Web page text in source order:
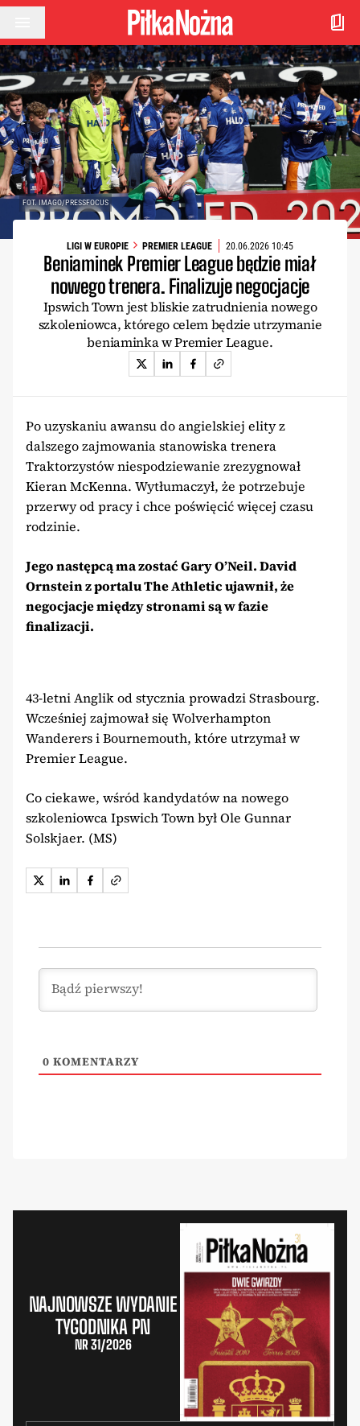
Przejdź do treści
FOT. IMAGO/PRESSFOCUS
LIGI W EUROPIE PREMIER LEAGUE 20.06.2026 10:45
Beniaminek Premier League będzie miał
nowego trenera. Finalizuje negocjacje
Ipswich Town jest bliskie zatrudnienia nowego
szkoleniowca, którego celem będzie utrzymanie
beniaminka w Premier League.
Po uzyskaniu awansu do angielskiej elity z
dalszego zajmowania stanowiska trenera
Traktorzystów niespodziewanie zrezygnował
Kieran McKenna. Wytłumaczył, że potrzebuje
przerwy od pracy i chce poświęcić więcej czasu
rodzinie.
Jego następcą ma zostać Gary O’Neil. David
Ornstein z portalu The Athletic ujawnił, że
negocjacje między stronami są w fazie
finalizacji.
43-letni Anglik od stycznia prowadzi Strasbourg.
Wcześniej zajmował się Wolverhampton
Wanderers i Bournemouth, które utrzymał w
Premier League.
Co ciekawe, wśród kandydatów na nowego
szkoleniowca Ipswich Town był Ole Gunnar
Solskjaer. (MS)
0 KOMENTARZY
NAJNOWSZE WYDANIE
TYGODNIKA PN
NR 31/2026